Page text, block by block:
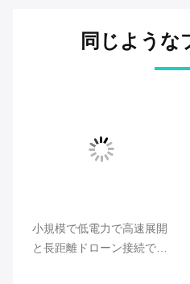
同じような
小規模で低電力で高速展開
と長距離ドローン接続でド